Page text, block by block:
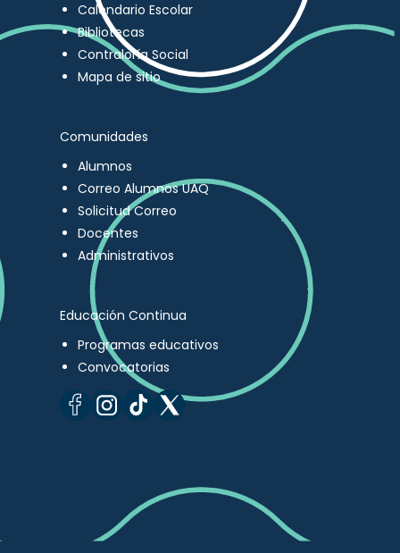
Calendario Escolar
Bibliotecas
Contraloría Social
Mapa de sitio
Comunidades
Alumnos
Correo Alumnos UAQ
Solicitud Correo
Docentes
Administrativos
Educación Continua
Programas educativos
Convocatorias